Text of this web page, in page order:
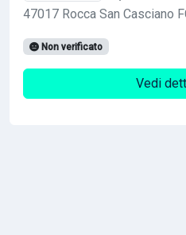
47017 Rocca San Casciano
Non verificato
Vedi